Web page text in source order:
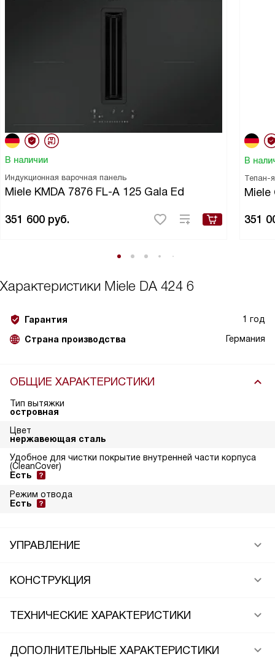
В наличии
Индукционная варочная панель
Miele KMDA 7876 FL-A 125 Gala Ed
351 600 руб.
В
Тепан-
Miele
351
Характеристики Miele DA 424 6
Гарантия 1 год
Страна производства Германия
ОБЩИЕ ХАРАКТЕРИСТИКИ
Тип вытяжки
островная
Цвет
нержавеющая сталь
Удобное для чистки покрытие внутренней части корпуса
(CleanCover)
Есть
Режим отвода
Есть
УПРАВЛЕНИЕ
КОНСТРУКЦИЯ
ТЕХНИЧЕСКИЕ ХАРАКТЕРИСТИКИ
ДОПОЛНИТЕЛЬНЫЕ ХАРАКТЕРИСТИКИ